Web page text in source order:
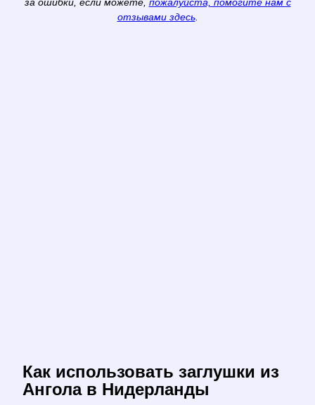
за ошибки, если можете, пожалуйста, помогите нам с
отзывами здесь.
Как использовать заглушки из
Ангола в Нидерланды